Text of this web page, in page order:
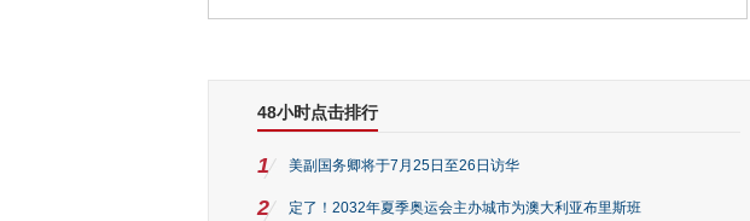
48小时点击排行
1 美副国务卿将于7月25日至26日访华
2 定了！2032年夏季奥运会主办城市为澳大利亚布里斯班